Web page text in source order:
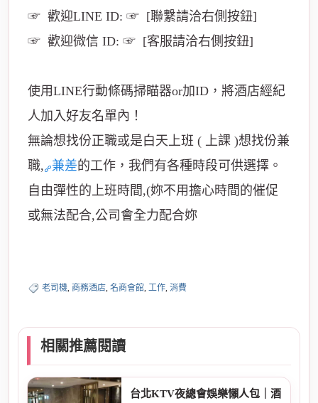
☞ 歡迎LINE ID: ☞ [聯繫請洽右側按鈕]
☞ 歡迎微信 ID: ☞ [客服請洽右側按鈕]
使用LINE行動條碼掃瞄器or加ID，將酒店經紀
人加入好友名單內！
無論想找份正職或是白天上班 ( 上課 )想找份兼
職,
兼差的工作，我們有各種時段可供選擇。
自由彈性的上班時間,(妳不用擔心時間的催促
或無法配合,公司會全力配合妳
老司機, 商務酒店, 名商會館, 工作, 消費
相關推薦閱讀
台北KTV夜總會娛樂懶人包｜酒